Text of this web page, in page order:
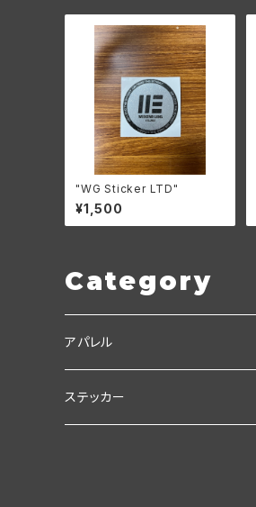
"WG Sticker LTD"
¥1,500
Category
アパレル
Ｃ.Ｃ.Ｃ
ステッカー